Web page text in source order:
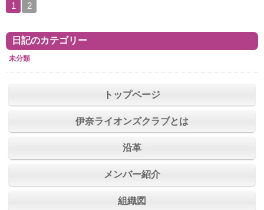
1 2
日記のカテゴリー
未分類
トップページ
伊奈ライオンズクラブとは
沿革
メンバー紹介
組織図